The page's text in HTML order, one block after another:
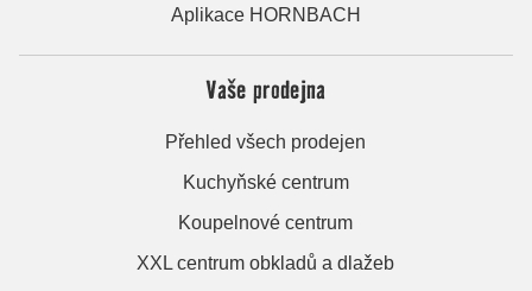
Aplikace HORNBACH
Vaše prodejna
Přehled všech prodejen
Kuchyňské centrum
Koupelnové centrum
XXL centrum obkladů a dlažeb